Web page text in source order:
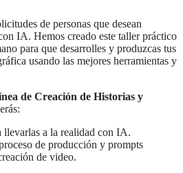
de personas que desean
IA. Hemos creado este taller práctico
para que desarrolles y produzcas tus
usando las mejores herramientas y
de Creación de Historias y
llevarlas a la realidad con IA.
de producción y prompts
de video.